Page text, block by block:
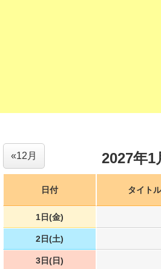
2027年1
«12月
日付 タイトル
1日(金)
2日(土)
3日(日)